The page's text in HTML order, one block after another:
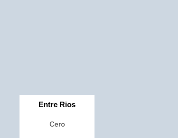
Entre Rios
Cero